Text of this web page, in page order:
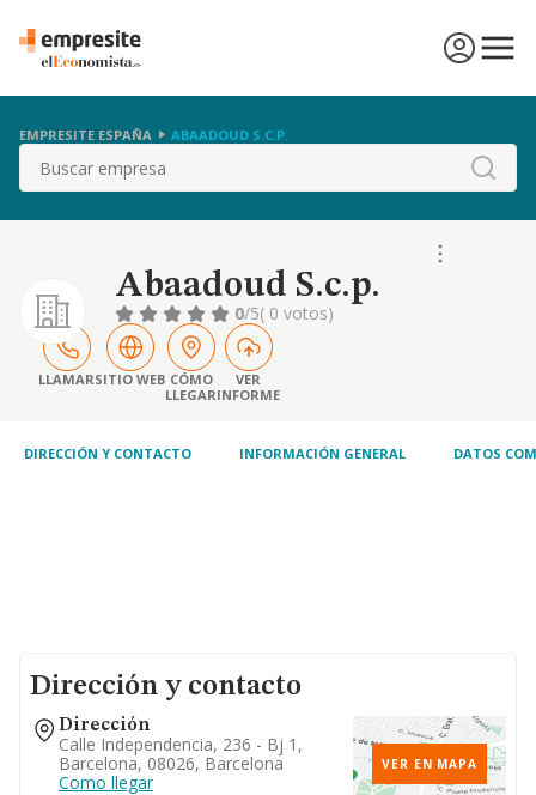
EMPRESITE ESPAÑA ABAADOUD S.C.P.
Buscar
Abaadoud S.c.p.
0/5( 0 votos)
LLAMARSITIO WEB CÓMO
LLEGAR
VER
INFORME
DIRECCIÓN Y CONTACTO INFORMACIÓN GENERAL DATOS
Dirección y contacto
Dirección
Calle Independencia, 236 - Bj 1,
Barcelona, 08026, Barcelona
Como llegar
VER EN MAPA